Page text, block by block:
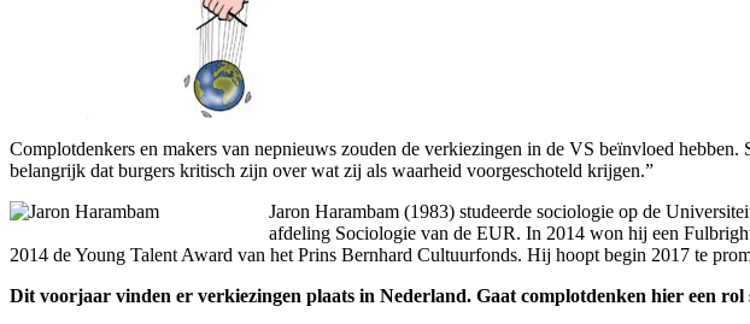
Complotdenkers en makers van nepnieuws zouden de verkiezingen in de VS beïnvloed
belangrijk dat burgers kritisch zijn over wat zij als waarheid voorgeschoteld krijgen.”
Jaron Harambam (1983) studeerde sociologie op de
afdeling Sociologie van de EUR. In 2014 won hij een
2014 de Young Talent Award van het Prins Bernhard Cultuurfonds. Hij hoopt begin 2017 te
Dit voorjaar vinden er verkiezingen plaats in Nederland. Gaat complotdenken hier een rol